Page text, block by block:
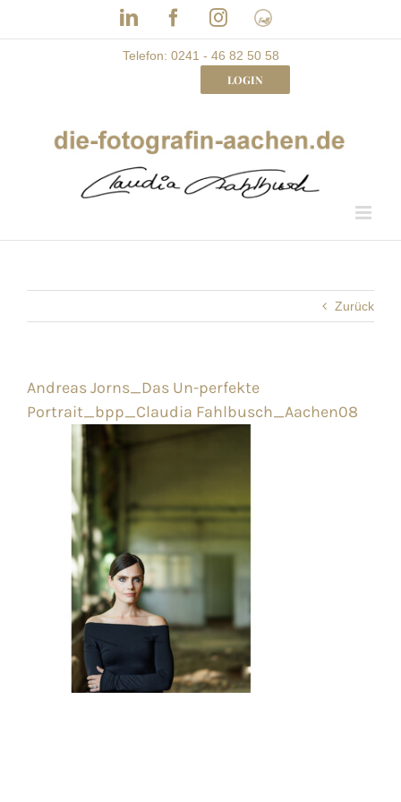
LinkedInFacebookInstagram
Frau
mit
Bizz
Telefon: 0241 - 46 82 50 58
LOGIN
Zurück
Andreas Jorns_Das Un-perfekte
Portrait_bpp_Claudia Fahlbusch_Aachen08